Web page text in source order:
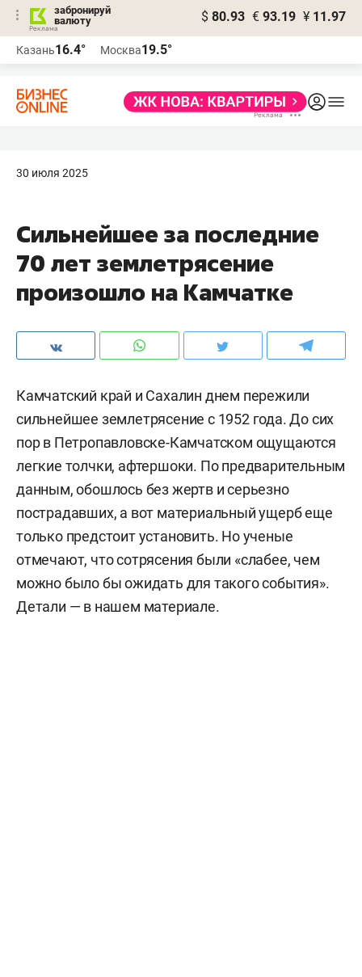
забронируй
валюту
$ 80.93 € 93.19 ¥ 11.97
Казань16.4° Москва19.5°
30 июля 2025
Сильнейшее за последние
70 лет землетрясение
произошло на Камчатке
Камчатский край и Сахалин днем пережили
сильнейшее землетрясение с 1952 года. До сих
пор в Петропавловске-Камчатском ощущаются
легкие толчки, афтершоки. По предварительным
данным, обошлось без жертв и серьезно
пострадавших, а вот материальный ущерб еще
только предстоит установить. Но ученые
отмечают, что сотрясения были «слабее, чем
можно было бы ожидать для такого события».
Детали — в нашем материале.